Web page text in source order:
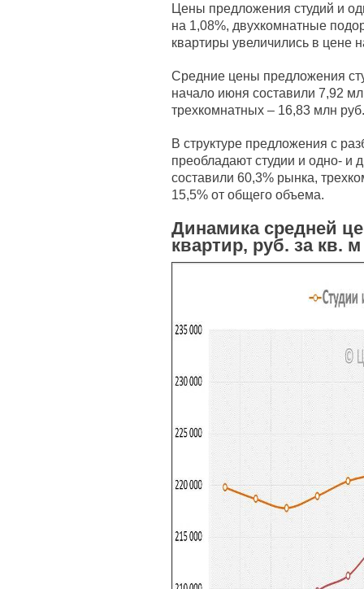
Цены предложения студий и
на 1,08%, двухкомнатные
квартиры увеличились в цене
Средние цены предложения
начало июня составили 7,92
трехкомнатных – 16,83 млн руб.
В структуре предложения с
преобладают студии и одно- и
составили 60,3% рынка,
15,5% от общего объема.
Динамика средней
квартир, руб. за кв. м